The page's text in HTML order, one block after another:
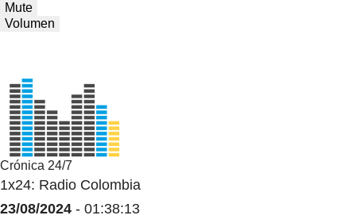
Mute
Volumen
Crónica 24/7
1x24: Radio Colombia
23/08/2024 - 01:38:13